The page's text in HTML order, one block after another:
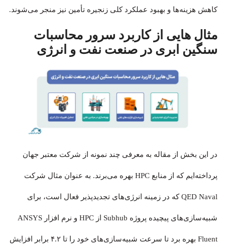
کاهش هزینه‌ها و بهبود عملکرد کلی زنجیره تأمین نیز منجر می‌شوند.
مثال هایی از کاربرد سرور محاسبات
سنگین ابری در صنعت نفت و انرژی
در این بخش از مقاله به معرفی چند نمونه از شرکت معتبر جهان
پرداخته‌ایم که از منابع HPC بهره می‌برند. به عنوان مثال شرکت
QED Naval که در زمینه انرژی‌های تجدیدپذیر فعال است، برای
شبیه‌سازی‌های پیچیده پروژه Subhub از HPC و نرم افزار ANSYS
Fluent بهره برد تا سرعت شبیه‌سازی‌های خود را تا ۴.۲ برابر افزایش